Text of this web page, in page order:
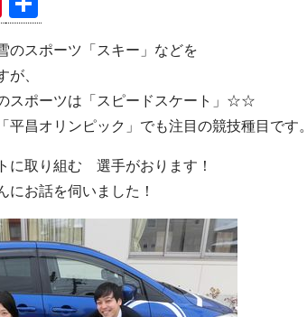
nt
er
e
st
有
のスポーツ「スキー」などを
が、
ポーツは「スピードスケート」☆☆
昌オリンピック」でも注目の競技種目です。
に取り組む 選手がおります！
お話を伺いました！